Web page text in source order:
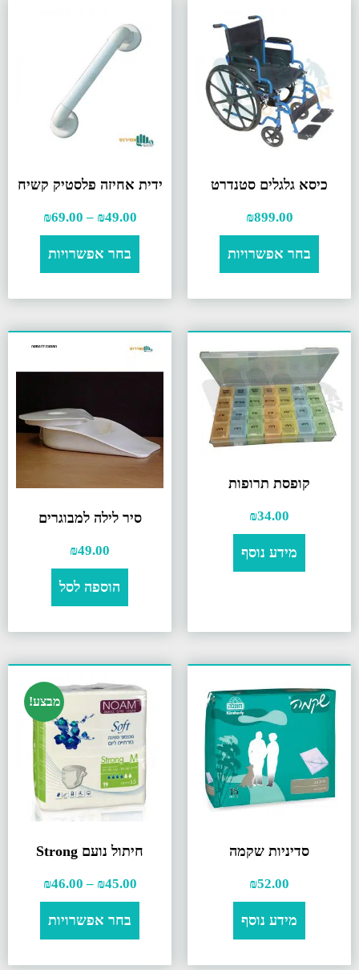
כיסא גלגלים סטנדרט
₪899.00
בחר אפשרויות
ידית אחיזה פלסטיק קשיח
₪49.00
–
₪69.00
בחר אפשרויות
קופסת תרופות
₪34.00
מידע נוסף
סיר לילה למבוגרים
₪49.00
הוספה לסל
סדיניות שקמה
₪52.00
מידע נוסף
מבצע!
חיתול נועם Strong
₪45.00
–
₪46.00
בחר אפשרויות